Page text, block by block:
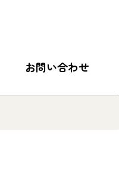
お問い合わせ